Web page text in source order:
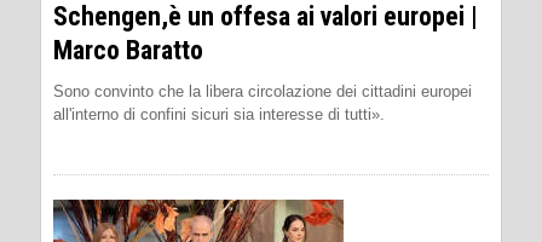
Schengen,è un offesa ai valori europei |
Marco Baratto
Sono convinto che la libera circolazione dei cittadini europei
all'interno di confini sicuri sia interesse di tutti».